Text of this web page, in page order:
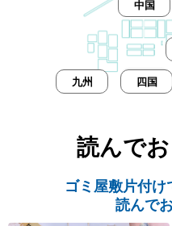
中国
四国
九州
読んで
ゴミ屋敷片付け
読んで